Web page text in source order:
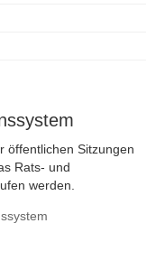
öffentlichen Sitzungen
Rats- und
werden.